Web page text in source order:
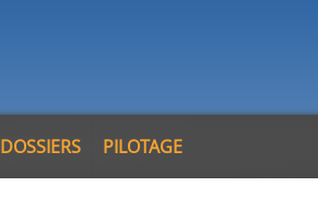
DOSSIERS PILOTAGE